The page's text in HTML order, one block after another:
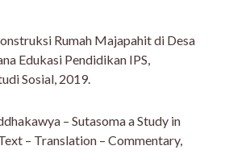
Rumah Majapahit di Desa
Edukasi Pendidikan IPS,
Sosial, 2019.
– Sutasoma a Study in
– Translation – Commentary,